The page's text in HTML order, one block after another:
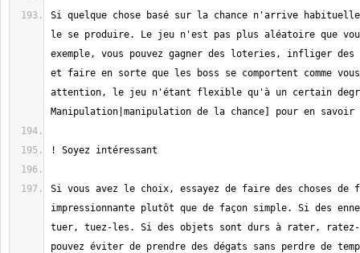
Si quelque chose basé sur la chance n'arrive
le se produire. Le jeu n'est pas plus aléatoire que
exemple, vous pouvez gagner des loteries, infliger
et faire en sorte que les boss se comportent comme
attention, le jeu n'étant flexible qu'à un certain
Si vous avez le choix, essayez de faire des choses de
impressionnante plutôt que de façon simple. Si des
tuer, tuez-les. Si des objets sont durs à rater,
pouvez éviter de prendre des dégats sans perdre de